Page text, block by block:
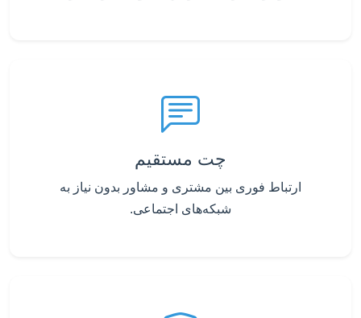
چت مستقیم
ارتباط فوری بین مشتری و مشاور بدون نیاز به
شبکه‌های اجتماعی.